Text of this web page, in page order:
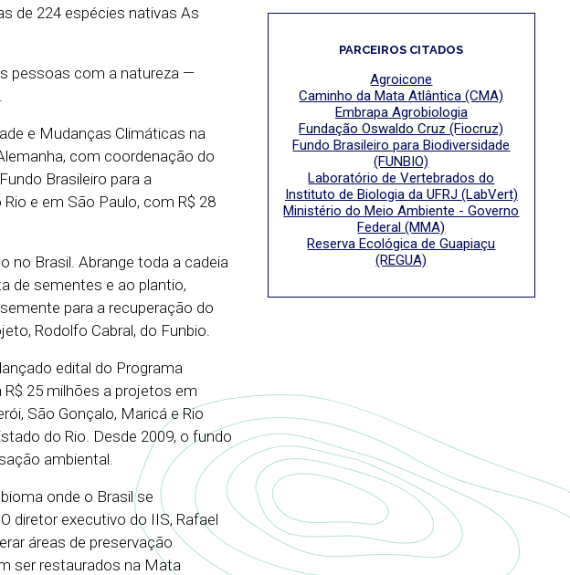
de 224 espécies nativas As
pessoas com a natureza —
e Mudanças Climáticas na
com coordenação do
Brasileiro para a
e em São Paulo, com R$ 28
no Brasil. Abrange toda a cadeia
de sementes e ao plantio,
para a recuperação do
Rodolfo Cabral, do Funbio.
edital do Programa
25 milhões a projetos em
São Gonçalo, Maricá e Rio
do Rio. Desde 2009, o fundo
ambiental.
onde o Brasil se
diretor executivo do IIS, Rafael
áreas de preservação
ser restaurados na Mata
PARCEIROS CITADOS
Agroicone
Caminho da Mata Atlântica (CMA)
Embrapa Agrobiologia
Fundação Oswaldo Cruz (Fiocruz)
Fundo Brasileiro para Biodiversidade
(FUNBIO)
Laboratório de Vertebrados do
Instituto de Biologia da UFRJ (LabVert)
Ministério do Meio Ambiente - Governo
Federal (MMA)
Reserva Ecológica de Guapiaçu
(REGUA)